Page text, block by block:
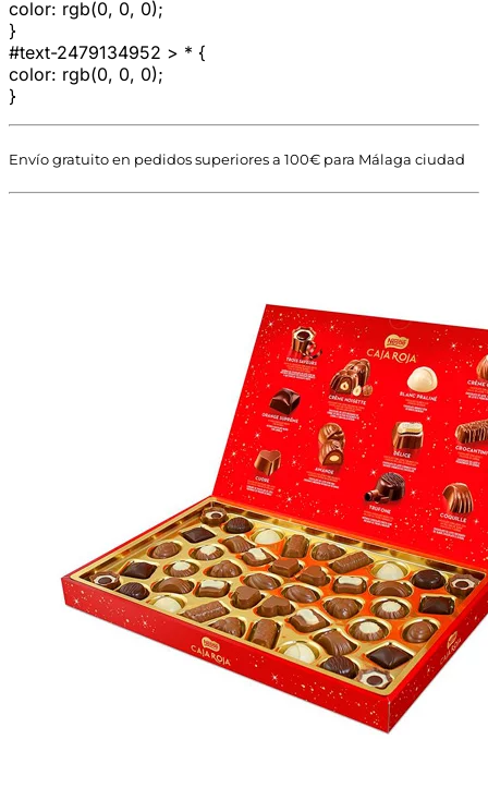
color: rgb(0, 0, 0);
}
#text-2479134952 > * {
color: rgb(0, 0, 0);
}
Envío gratuito en pedidos superiores a 100€ para Málaga ciudad